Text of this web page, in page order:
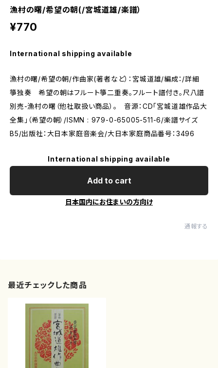
漁村の曙/希望の朝(/宮城道雄/楽譜）
¥770
International shipping available
漁村の曙/希望の朝/作曲家(著者など）：宮城道雄/編成：/詳細
箏独奏 希望の朝はフルート箏二重奏。フルート譜付き。尺八譜
別売-漁村の曙（他社取扱い商品）。 音源：CD「宮城道雄作品大
全集」（希望の朝）/ISMN : 979-0-65005-511-6/楽譜サイズ
B5/出版社：大日本家庭音楽会/大日本家庭商品番号：3496
International shipping available
Add to cart
日本国内にお住まいの方向け
通報する
最近チェックした商品